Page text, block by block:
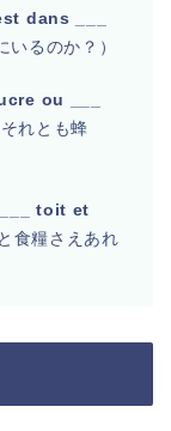
dans ___
いるのか？）
ou ___
れとも蜂
toit et
食糧さえあれ